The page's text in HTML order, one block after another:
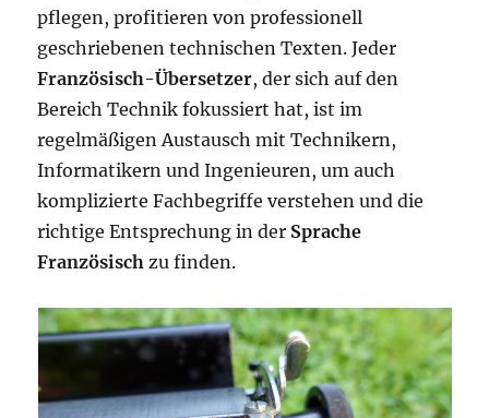
pflegen, profitieren von professionell
geschriebenen technischen Texten. Jeder
Französisch-Übersetzer, der sich auf den
Bereich Technik fokussiert hat, ist im
regelmäßigen Austausch mit Technikern,
Informatikern und Ingenieuren, um auch
komplizierte Fachbegriffe verstehen und die
richtige Entsprechung in der Sprache
Französisch zu finden.